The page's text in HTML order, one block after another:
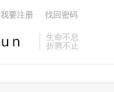
生命不息
折腾不止
我要注册 找回密码